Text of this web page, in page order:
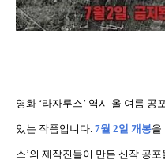
영화 ‘라자루스’ 역시 올 여름 공
있는 작품입니다. 7월 2일 개봉을
스’의 제작진들이 만든 신작 공